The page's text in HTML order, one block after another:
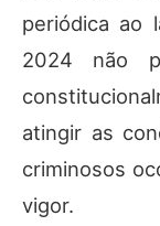
periódica ao
2024 não
atingir as
criminosos
vigor.